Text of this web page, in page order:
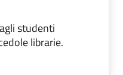
studenti
librarie.